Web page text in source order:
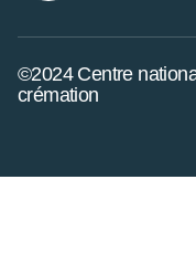
©2024 Centre
crémation